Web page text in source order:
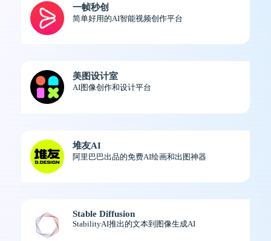
一帧秒创
简单好用的AI智能视频创作平台
美图设计室
AI图像创作和设计平台
堆友AI
阿里巴巴出品的免费AI绘画和出图神器
Stable Diffusion
StabilityAI推出的文本到图像生成AI